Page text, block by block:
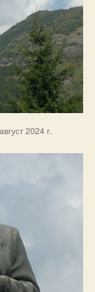
2024 г.